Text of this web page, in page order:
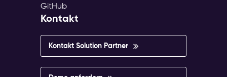
GitHub
Kontakt
Kontakt Solution Partner